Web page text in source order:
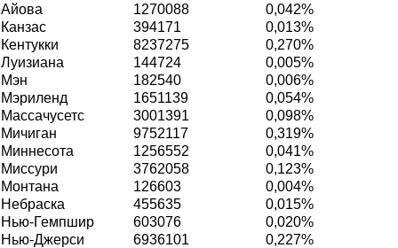
Айова
1270088
0,042%
Канзас
394171
0,013%
Кентукки
8237275
0,270%
Луизиана
144724
0,005%
Мэн
182540
0,006%
Мэриленд
1651139
0,054%
Массачусетс
3001391
0,098%
Мичиган
9752117
0,319%
Миннесота
1256552
0,041%
Миссури
3762058
0,123%
Монтана
126603
0,004%
Небраска
455635
0,015%
Нью-Гемпшир
603076
0,020%
Нью-Джерси
6936101
0,227%